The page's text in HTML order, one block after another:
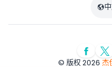
© 版权 2026 杰